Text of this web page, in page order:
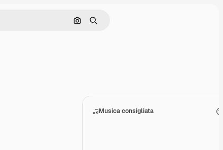
Cerca per immagine
Ricerca
Musica consigliata